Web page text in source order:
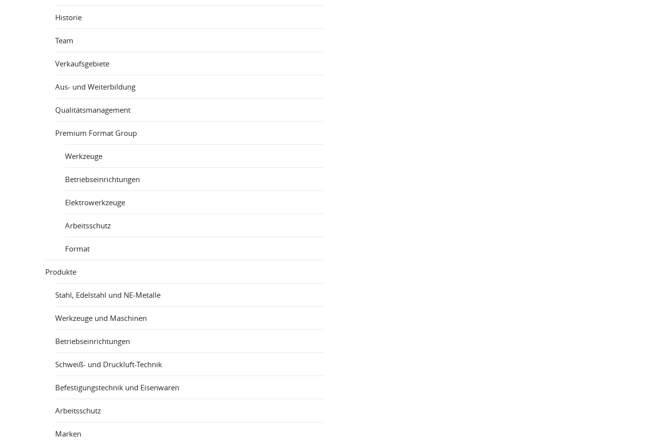
Historie
Team
Verkaufsgebiete
Aus- und Weiterbildung
Qualitätsmanagement
Premium Format Group
Werkzeuge
Betriebseinrichtungen
Elektrowerkzeuge
Arbeitsschutz
Format
Produkte
Stahl, Edelstahl und NE-Metalle
Werkzeuge und Maschinen
Betriebseinrichtungen
Schweiß- und Druckluft-Technik
Befestigungstechnik und Eisenwaren
Arbeitsschutz
Marken